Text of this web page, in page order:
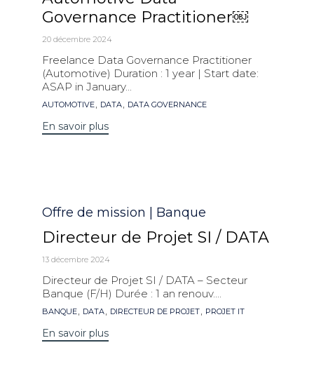
Governance Practitioner￼
20 décembre 2024
Freelance Data Governance Practitioner
(Automotive) Duration : 1 year | Start date:
ASAP in January...
Mots
AUTOMOTIVE, DATA, DATA GOVERNANCE
En savoir plus
Catégorie
Offre de mission | Banque
Directeur de Projet SI / DATA
13 décembre 2024
Directeur de Projet SI / DATA – Secteur
Banque (F/H) Durée : 1 an renouv....
Mots
BANQUE, DATA, DIRECTEUR DE PROJET, PROJET IT
En savoir plus